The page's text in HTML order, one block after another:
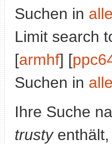
Suchen in
Limit search
[armhf] [
Suchen in
Ihre Suche
trustyenthält,